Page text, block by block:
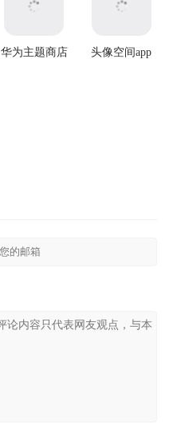
华为主题商店
头像空间app